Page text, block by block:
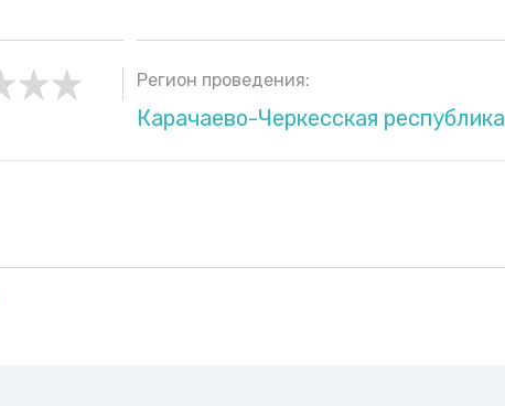
Регион проведения:
Карачаево-Черкесская республика